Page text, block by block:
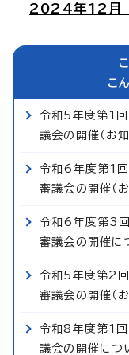
2024年12月
こ
令和5年度第1回
議会の開催（お知
令和6年度第1回
審議会の開催（お
令和6年度第3回
審議会の開催に
令和5年度第2回
審議会の開催（お
令和8年度第1回
議会の開催につ